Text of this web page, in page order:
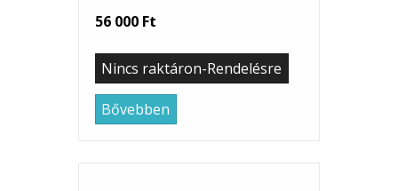
56 000 Ft
Nincs raktáron-Rendelésre
Bővebben